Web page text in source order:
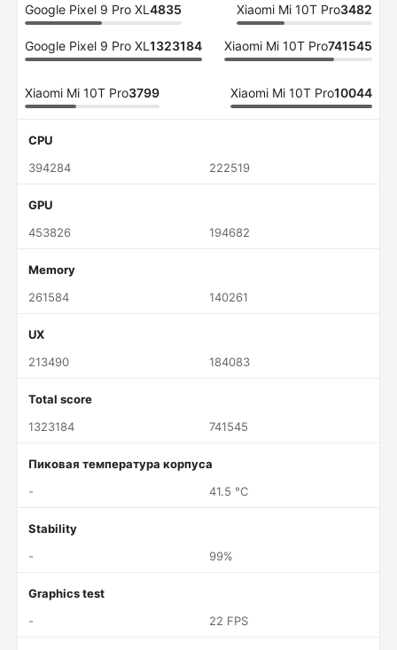
Google Pixel 9 Pro XL 4835 Xiaomi Mi 10T Pro3482
Google Pixel 9 Pro XL 1323184 Xiaomi Mi 10T Pro741545
Xiaomi Mi 10T Pro3799 Xiaomi Mi 10T Pro10044
CPU
394284
222519
GPU
453826
194682
Memory
261584
140261
UX
213490
184083
Total score
1323184
741545
Пиковая температура корпуса
-
41.5 °C
Stability
-
99%
Graphics test
-
22 FPS